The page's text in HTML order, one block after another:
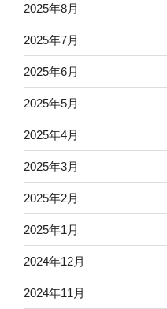
2025年8月
2025年7月
2025年6月
2025年5月
2025年4月
2025年3月
2025年2月
2025年1月
2024年12月
2024年11月